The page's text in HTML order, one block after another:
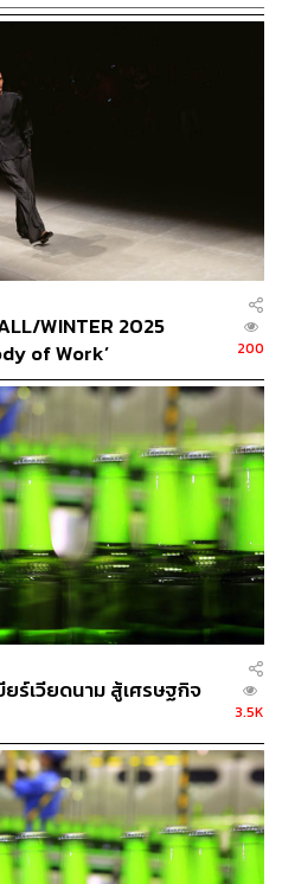
2017
Heineken
113
THE AUTHOR
LIFESTYLE
าธิการไลฟ์สไตล์ สำนักข่าว THE
WINTER 2025
of Work’
200
ร์เวียดนาม สู้เศรษฐกิจ
3.5K